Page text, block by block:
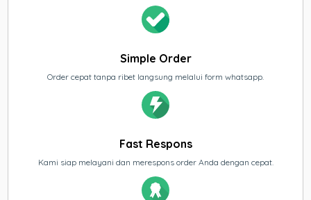
Simple Order
Order cepat tanpa ribet langsung melalui form whatsapp.
Fast Respons
Kami siap melayani dan merespons order Anda dengan cepat.